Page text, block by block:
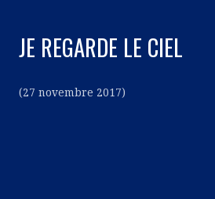
JE REGARDE LE CIEL
(27 novembre 2017)